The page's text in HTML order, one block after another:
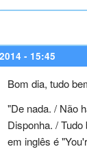
- 15:45
Bom dia, tudo
"De nada. / Não
Disponha. /
em inglês é